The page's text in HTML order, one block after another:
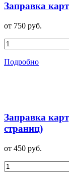
Заправка
от 750 руб.
Подробно
Заправка
страниц)
от 450 руб.